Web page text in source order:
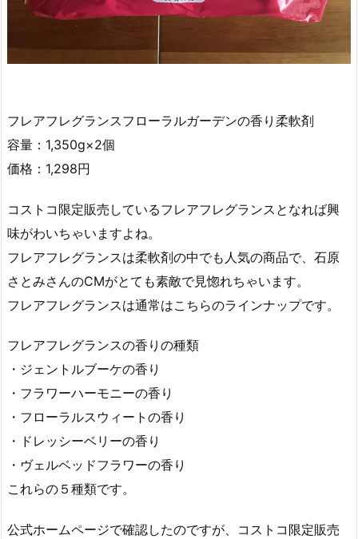
フレアフレグランスフローラルガーデンの香り柔軟剤
容量：1,350g×2個
価格：1,298円
コストコ限定販売しているフレアフレグランスとなれば興
味がわいちゃいますよね。
フレアフレグランスは柔軟剤の中でも人気の商品で、石原
さとみさんのCMがとても素敵で見惚れちゃいます。
フレアフレグランスは通常はこちらのラインナップです。
フレアフレグランスの香りの種類
・ジェントルブーケの香り
・フラワーハーモニーの香り
・フローラルスウィートの香り
・ドレッシーベリーの香り
・ヴェルベッドフラワーの香り
これらの５種類です。
公式ホームページで確認したのですが、コストコ限定販売